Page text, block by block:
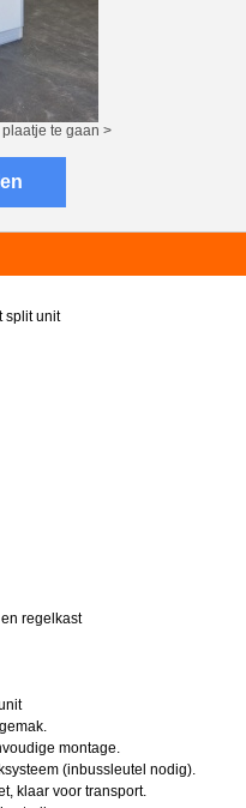
te gaan >
split unit
regelkast
montage.
(inbussleutel nodig).
klaar voor transport.